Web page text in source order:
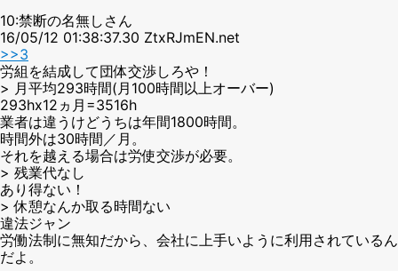
10:禁断の名無しさん
16/05/12 01:38:37.30 ZtxRJmEN.net
>>3
労組を結成して団体交渉しろや！
> 月平均293時間(月100時間以上オーバー)
293hx12ヵ月=3516h
業者は違うけどうちは年間1800時間。
時間外は30時間／月。
それを越える場合は労使交渉が必要。
> 残業代なし
あり得ない！
> 休憩なんか取る時間ない
違法ジャン
労働法制に無知だから、会社に上手いように利用されているん
だよ。